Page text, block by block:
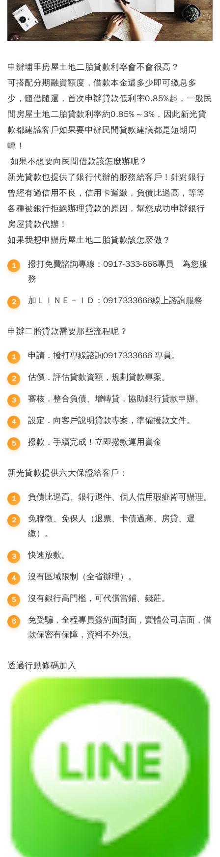
申辦埔里房屋土地二胎貸款利率會不會很高？
可搭配分期融資額度，借款本金還多少即可繳息多
少，隨借隨還，首次申辦貸款低利率0.85%起， 一般民
間房屋土地二胎貸款利率約0.85%～3%，因此新光貸
款都建議客戶如果要申辦民間貸款建議都是短期周
轉！
如果不想要向民間借款該怎麼辦呢？
新光貸款也提供了銀行代辦的服務給客戶！針對銀行
曾經有過信用不良，信用卡遲繳，負債比過高，等等
各種被銀行拒絕辦理貸款的原因，幫您成功申辦銀行
房屋貸款代辦 ！
如果我想申辦房屋土地二胎貸款該怎麼做？
撥打免費諮詢專線：0917-333-666專員 為您服
務
加ＬＩＮＥ－ＩＤ：0917333666線上諮詢服務
申辦二胎貸款需要那些流程呢？
申請．撥打專線諮詢0917333666 專員。
估價．評估貸款資額，規劃貸款專案。
審核．整合負債、增轉貸，協助銀行貸款申辦。
設定．向客戶說明貸款專案，準備撥款文件。
撥款．手續完成！立即撥款運用資金
新光貸款提供六大保證給客戶：
負債比過高、銀行退件、個人信用瑕疵皆可辦理。
免聯徵、免保人（退票、卡債過高、房貸、遲
繳）。
快速放款。
沒有區域限制（全省辦理）。
沒有銀行高門檻，可代償當鋪、錢莊。
免受騙，全程專員簽約面對面，實體公司店面，借
款保密有保障，資料不外洩。
透過行動條碼加入